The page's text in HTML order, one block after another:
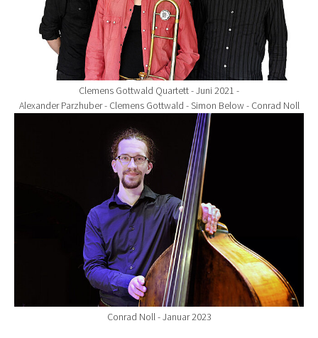
Clemens Gottwald Quartett - Juni 2021 -
Alexander Parzhuber - Clemens Gottwald - Simon Below - Conrad Noll
Conrad Noll - Januar 2023